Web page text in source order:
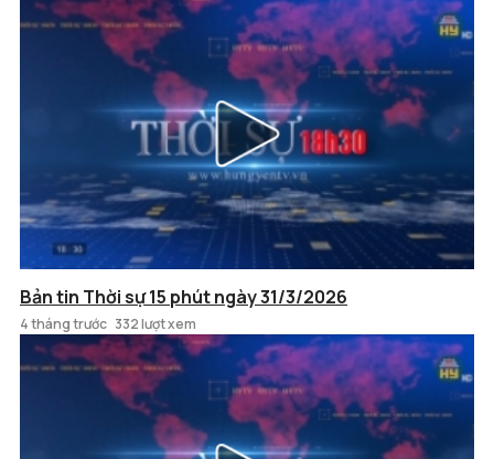
Bản tin Thời sự 15 phút ngày 31/3/2026
4 tháng trước 332 lượt xem